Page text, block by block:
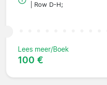
| Row D-H;
Lees meer/Boek
100 €